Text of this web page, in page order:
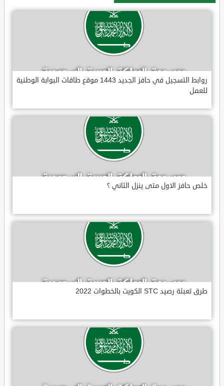
روابط التسجيل في حافز الجديد 1443 موقع طاقات البوابة الوطنية
للعمل
خلص حافز الاول متى ينزل الثاني ؟
طرق تعبئة رصيد STC الكويت بالخطوات 2022